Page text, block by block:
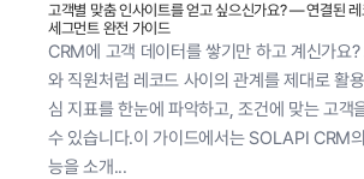
고객별 맞춤 인사이트를 얻고 싶으신가요? — 연결된
세그먼트 완전 가이드
CRM에 고객 데이터를 쌓기만 하고 계신가요
와 직원처럼 레코드 사이의 관계를 제대로 활
심 지표를 한눈에 파악하고, 조건에 맞는 고객
수 있습니다.이 가이드에서는 SOLAPI CRM
능을 소개...